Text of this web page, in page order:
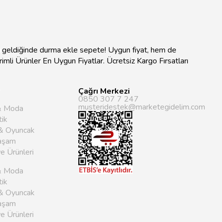
geldiğinde durma ekle sepete! Uygun fiyat, hem de
Ürünler En Uygun Fiyatlar. Ücretsiz Kargo Fırsatları
Moda
Oyuncak
Ürünleri
Moda
Oyuncak
Ürünleri
Çağrı Merkezi
0850 307 7 247
musteridestek@marketegidelim.com